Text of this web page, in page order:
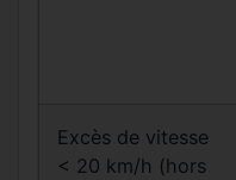
Excès de vitesse
< 20 km/h (hors